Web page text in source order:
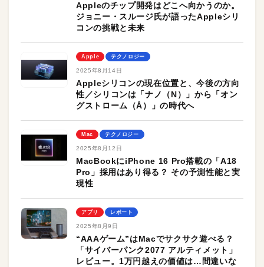
Appleのチップ開発はどこへ向かうのか。
ジョニー・スルージ氏が語ったAppleシリ
コンの挑戦と未来
Apple テクノロジー
2025年8月14日
Appleシリコンの現在位置と、今後の方向
性／シリコンは「ナノ（N）」から「オン
グストローム（Å）」の時代へ
Mac テクノロジー
2025年8月12日
MacBookにiPhone 16 Pro搭載の「A18
Pro」採用はあり得る？ その予測性能と実
現性
アプリ レポート
2025年8月9日
“AAAゲーム”はMacでサクサク遊べる？
「サイバーパンク2077 アルティメット」
レビュー。1万円越えの価値は…間違いな